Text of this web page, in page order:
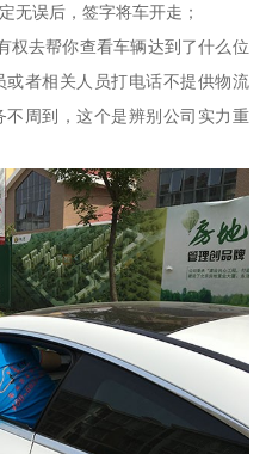
无误后，签字将车开走；
权去帮你查看车辆达到了什么位
者相关人员打电话不提供物流
周到，这个是辨别公司实力重